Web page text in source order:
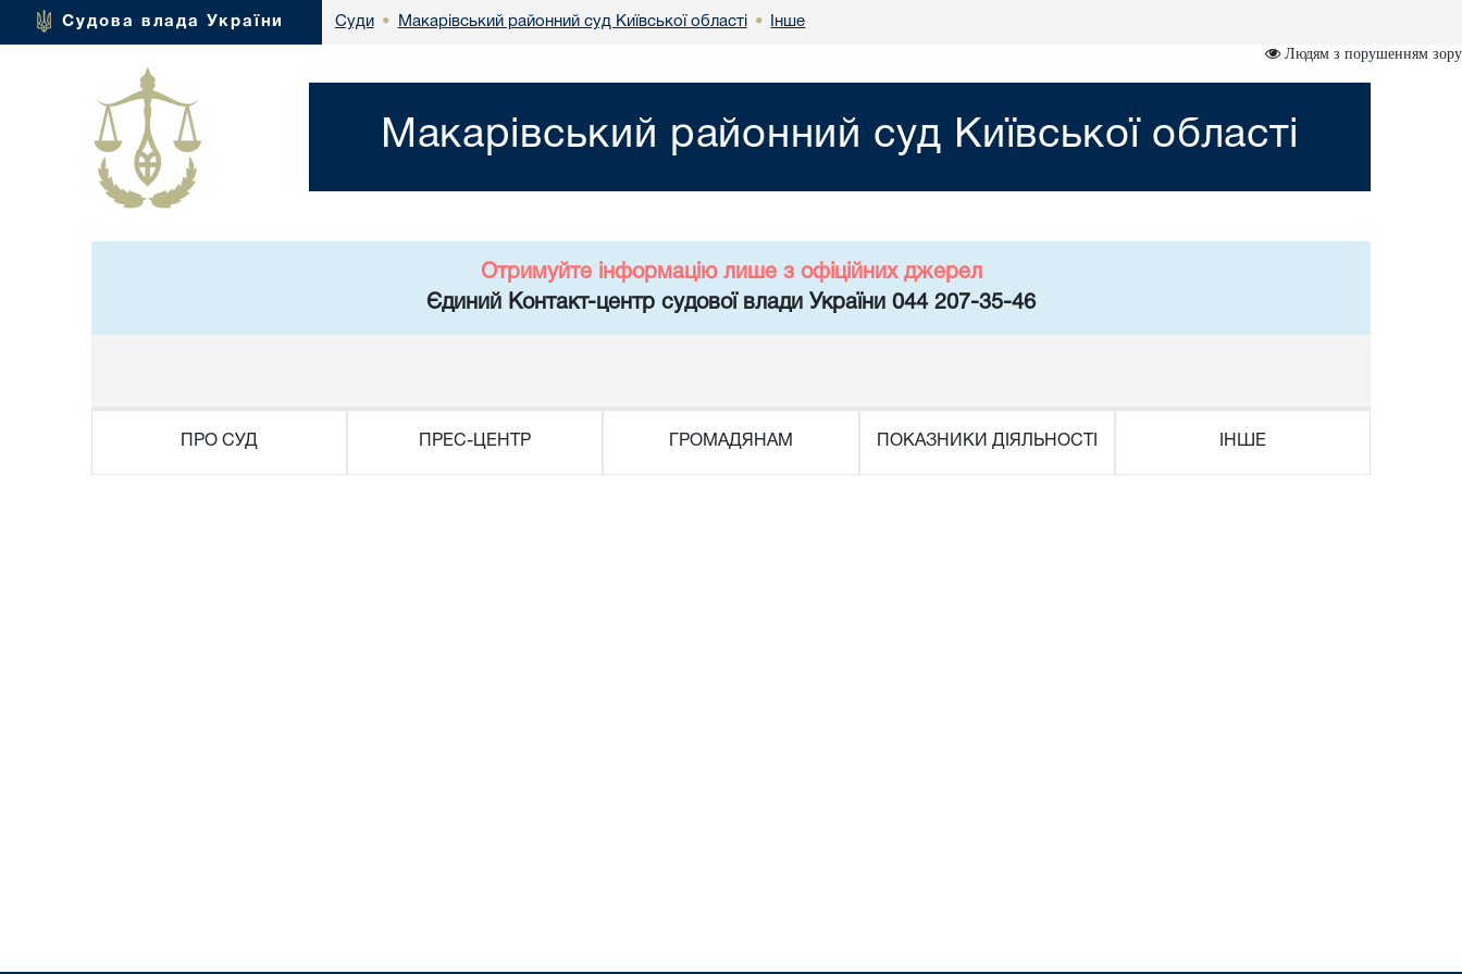
Судова влада України Суди • Макарівський районний суд Київської області • Інше
Людям з порушенням зору
Макарівський районний суд Київської області
Отримуйте інформацію лише з офіційних джерел
Єдиний Контакт-центр судової влади України 044 207-35-46
ПРО СУД ПРЕС-ЦЕНТР ГРОМАДЯНАМ ПОКАЗНИКИ ДІЯЛЬНОСТІ ІНШЕ